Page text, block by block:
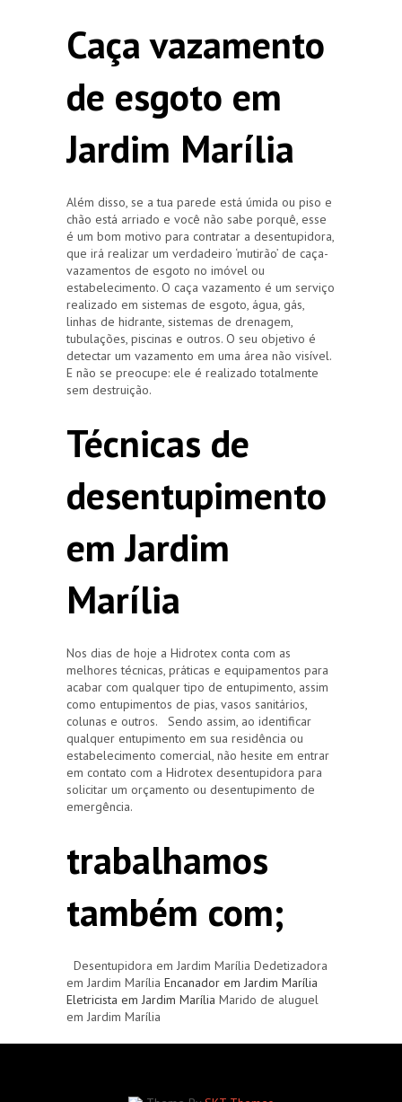
Caça vazamento
de esgoto em
Jardim Marília
Além disso, se a tua parede está úmida ou piso e
chão está arriado e você não sabe porquê, esse
é um bom motivo para contratar a desentupidora,
que irá realizar um verdadeiro ‘mutirão’ de caça-
vazamentos de esgoto no imóvel ou
estabelecimento. O caça vazamento é um serviço
realizado em sistemas de esgoto, água, gás,
linhas de hidrante, sistemas de drenagem,
tubulações, piscinas e outros. O seu objetivo é
detectar um vazamento em uma área não visível.
E não se preocupe: ele é realizado totalmente
sem destruição.
Técnicas de
desentupimento
em Jardim
Marília
Nos dias de hoje a Hidrotex conta com as
melhores técnicas, práticas e equipamentos para
acabar com qualquer tipo de entupimento, assim
como entupimentos de pias, vasos sanitários,
colunas e outros. Sendo assim, ao identificar
qualquer entupimento em sua residência ou
estabelecimento comercial, não hesite em entrar
em contato com a Hidrotex desentupidora para
solicitar um orçamento ou desentupimento de
emergência.
trabalhamos
também com;
Desentupidora em Jardim Marília Dedetizadora
em Jardim Marília Encanador em Jardim Marília
Eletricista em Jardim Marília Marido de aluguel
em Jardim Marília